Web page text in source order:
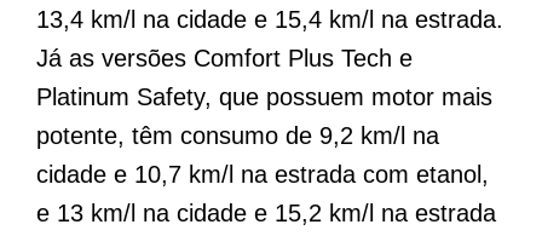
13,4 km/l na cidade e 15,4 km/l na estrada.
Já as versões Comfort Plus Tech e
Platinum Safety, que possuem motor mais
potente, têm consumo de 9,2 km/l na
cidade e 10,7 km/l na estrada com etanol,
e 13 km/l na cidade e 15,2 km/l na estrada